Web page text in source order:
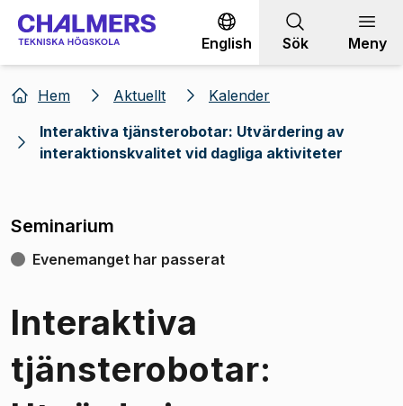
Gå till innehållet
English Sök Meny
Hem Aktuellt
Kalender
Interaktiva tjänsterobotar: Utvärdering av
interaktionskvalitet vid dagliga aktiviteter
Seminarium
Evenemanget har passerat
Interaktiva
tjänsterobotar: